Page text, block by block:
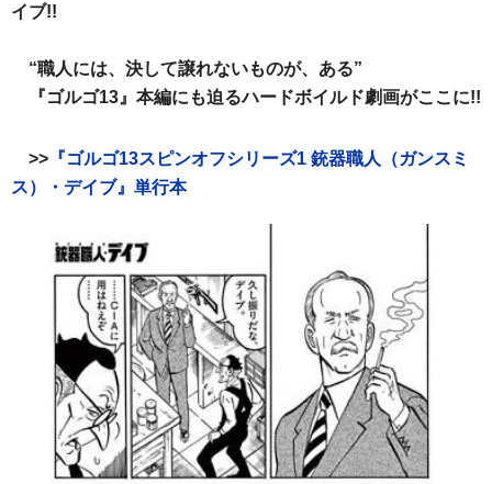
イブ!!
“職人には、決して譲れないものが、ある”
『ゴルゴ13』本編にも迫るハードボイルド劇画がここに!!
>> 『ゴルゴ13スピンオフシリーズ1 銃器職人（ガンスミ
ス）・デイブ』単行本